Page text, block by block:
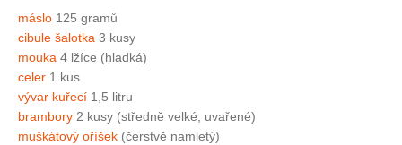
máslo 125 gramů
cibule šalotka 3 kusy
mouka 4 lžíce (hladká)
celer 1 kus
vývar kuřecí 1,5 litru
brambory 2 kusy (středně velké, uvařené)
muškátový oříšek (čerstvě namletý)